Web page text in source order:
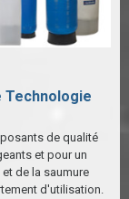
Technologie
de qualité
et pour un
de la saumure
d'utilisation.